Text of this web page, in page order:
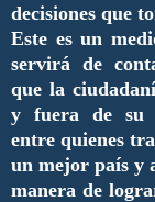
decisiones que
Este es un
servirá de
que la
y fuera de su
entre quienes
un mejor país y
manera de